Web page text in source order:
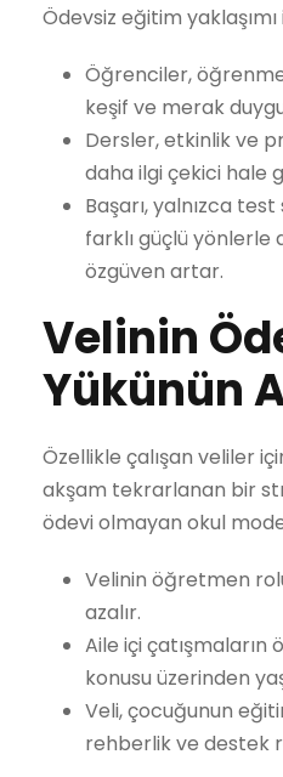
Ödevsiz eğitim yaklaşımı
Öğrenciler,
keşif ve merak
Dersler, etkinlik ve
daha ilgi çekici hale
Başarı, yalnızca
farklı güçlü yönlerle
özgüven artar.
Velinin
Yükünün
Özellikle çalışan veliler
akşam tekrarlanan bir
ödevi olmayan okul
Velinin öğretmen
azalır.
Aile içi çatışmaların
konusu üzerinden
Veli, çocuğunun
rehberlik ve destek